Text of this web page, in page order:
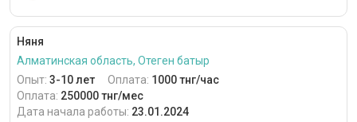
Няня
Алматинская область, Отеген батыр
Опыт: 3-10 лет Оплата: 1000 тнг/час
Оплата: 250000 тнг/мес
Дата начала работы: 23.01.2024